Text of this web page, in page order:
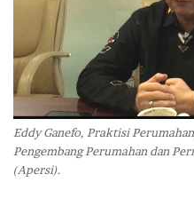
Eddy Ganefo, Praktisi
Pengembang Perumahan dan
(Apersi).